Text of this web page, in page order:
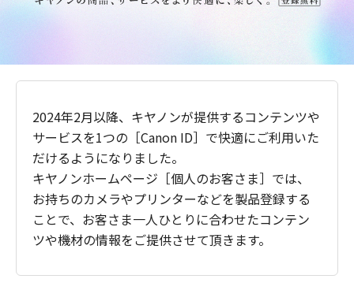
2024年2月以降、キヤノンが提供するコンテンツや
サービスを1つの［Canon ID］で快適にご利用いた
だけるようになりました。
キヤノンホームページ［個人のお客さま］では、
お持ちのカメラやプリンターなどを製品登録する
ことで、お客さま一人ひとりに合わせたコンテン
ツや機材の情報をご提供させて頂きます。